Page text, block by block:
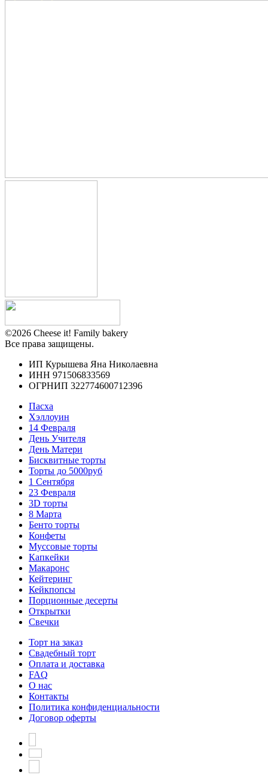
©2026 Cheese it! Family bakery
Все права защищены.
ИП Курышева Яна Николаевна
ИНН 971506833569
ОГРНИП 322774600712396
Пасха
Хэллоуин
14 Февраля
День Учителя
День Матери
Бисквитные торты
Торты до 5000руб
1 Сентября
23 Февраля
3D торты
8 Марта
Бенто торты
Конфеты
Муссовые торты
Капкейки
Макаронс
Кейтеринг
Кейкпопсы
Порционные десерты
Открытки
Свечки
Торт на заказ
Свадебный торт
Оплата и доставка
FAQ
О нас
Контакты
Политика конфиденциальности
Договор оферты